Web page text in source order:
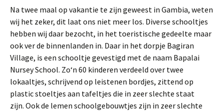
Na twee maal op vakantie te zijn geweest in Gambia, weten
wij het zeker, dit laat ons niet meer los. Diverse schooltjes
hebben wij daar bezocht, in het toeristische gedeelte maar
ook ver de binnenlanden in. Daar in het dorpje Bagiran
Village, is een schooltje gevestigd met de naam Bapalai
Nursey School. Zo‘n 60 kinderen verdeeld over twee
lokaaltjes, schrijvend op leistenen bordjes, zittend op
plastic stoeltjes aan tafeltjes die in zeer slechte staat
zijn. Ook de lemen schoolgebouwtjes zijn in zeer slechte